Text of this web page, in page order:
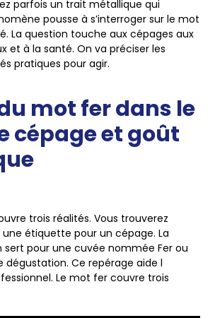
parfois un trait métallique qui
pousse à s’interroger sur le mot
La question touche aux cépages aux
et à la santé. On va préciser les
pratiques pour agir.
mot fer dans le
cépage et goût
trois réalités. Vous trouverez
étiquette pour un cépage. La
sert pour une cuvée nommée Fer ou
dégustation. Ce repérage aide l
Le mot fer couvre trois